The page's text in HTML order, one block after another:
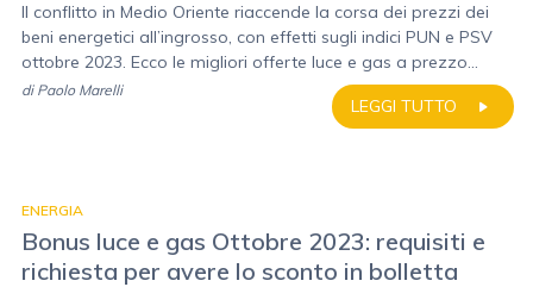
Il conflitto in Medio Oriente riaccende la corsa dei prezzi dei
beni energetici all’ingrosso, con effetti sugli indici PUN e PSV
ottobre 2023. Ecco le migliori offerte luce e gas a prezzo...
LEGGI TUTTO
di Paolo Marelli
ENERGIA
Bonus luce e gas Ottobre 2023: requisiti e
richiesta per avere lo sconto in bolletta